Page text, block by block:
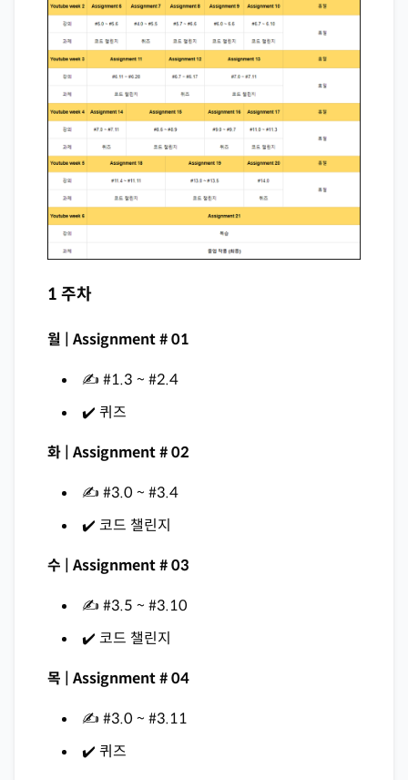
1 주차
월 | Assignment # 01
✍️ #1.3 ~ #2.4
✔️ 퀴즈
화 | Assignment # 02
✍️ #3.0 ~ #3.4
✔️ 코드 챌린지
수 | Assignment # 03
✍️ #3.5 ~ #3.10
✔️ 코드 챌린지
목 | Assignment # 04
✍️ #3.0 ~ #3.11
✔️ 퀴즈